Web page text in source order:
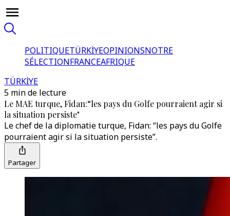
POLITIQUETÜRKİYEOPINIONSNOTRE
SÉLECTIONFRANCEAFRIQUE
TÜRKİYE
5 min de lecture
Le MAE turque, Fidan:“les pays du Golfe pourraient agir si
la situation persiste"
Le chef de la diplomatie turque, Fidan: “les pays du Golfe
pourraient agir si la situation persiste”.
Partager